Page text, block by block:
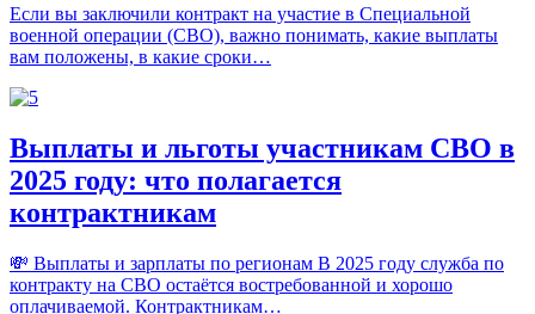
Если вы заключили контракт на участие в Специальной
военной операции (СВО), важно понимать, какие выплаты
вам положены, в какие сроки…
Выплаты и льготы участникам СВО в
2025 году: что полагается
контрактникам
💸 Выплаты и зарплаты по регионам В 2025 году служба по
контракту на СВО остаётся востребованной и хорошо
оплачиваемой. Контрактникам…